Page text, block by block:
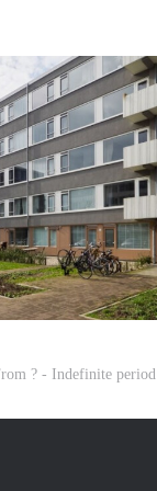
? - Indefinite period